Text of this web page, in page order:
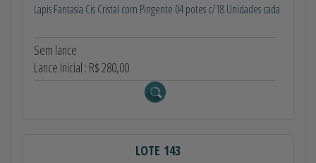
Lapis Fantasia Cis Cristal com Pingente 04 potes c/18 Unidades cada
Sem lance
Lance Inicial : R$ 280,00
LOTE 143